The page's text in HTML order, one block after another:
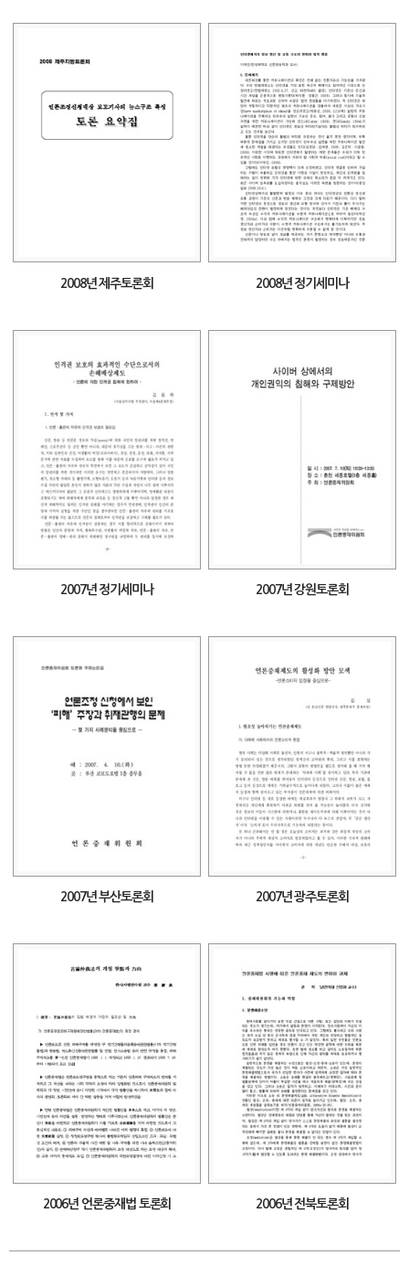
2008년 제주토론회 2008년 정기세미나
2007년 정기세미나 2007년 강원토론회
2007년 부산토론회 2007년 광주토론회
2006년 언론중재법 토론회 2006년 전북토론회